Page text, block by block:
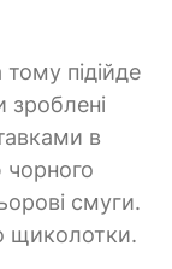
підійде
зроблені
в
чорного
смуги.
щиколотки.